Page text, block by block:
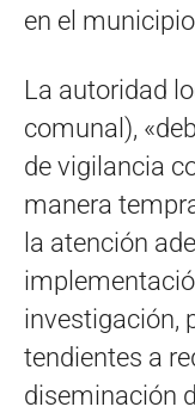
en el
La autoridad
comunal),
de vigilancia
manera
la atención
investigación,
tendientes a
diseminación